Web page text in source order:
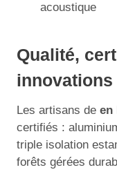
acoustique
Qualité,
innovations
Les artisans de en
certifiés :
triple isolation
forêts gérées